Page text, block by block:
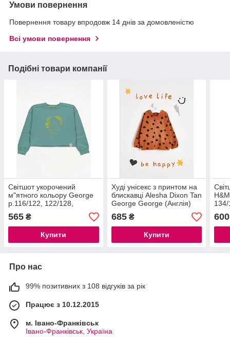
Умови повернення
Повернення товару впродовж 14 днів за домовленістю
Всі умови повернення
Подібні товари компанії
Світшот укорочений
м"ятного кольору George
р.116/122, 122/128,
128/134см
565 ₴
Купити
Худі унісекс з принтом на
блискавці Alesha Dixon Tan
George George (Англія)
116/122, 122/128см
685₴
Купити
600
Про нас
99% позитивних з 108 відгуків за рік
Працює з 10.12.2015
м. Івано-Франківськ
Івано-Франківськ, Україна